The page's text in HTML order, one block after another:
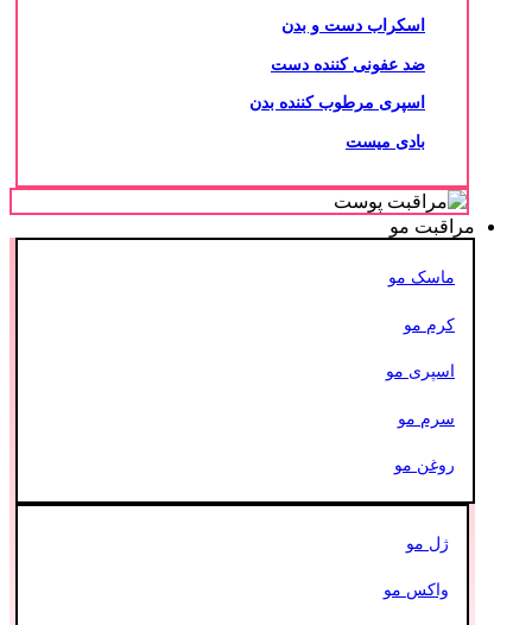
اسکراب دست و بدن
ضد عفونی کننده دست
اسپری مرطوب کننده بدن
بادی میست
مراقبت مو
ماسک مو
کرم مو
اسپری مو
سرم مو
روغن مو
ژل مو
واکس مو